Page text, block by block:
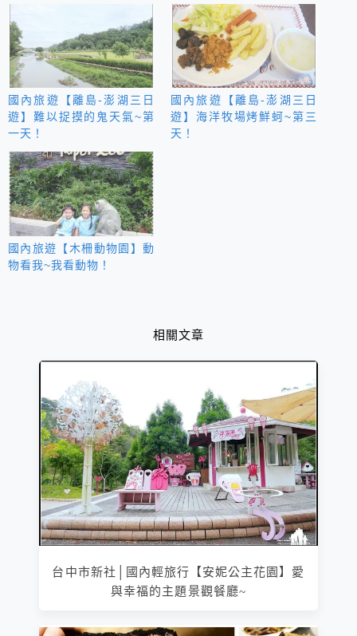
國內旅遊【離島-澎湖三日
遊】難以捉摸的鬼天氣~第
一天！
國內旅遊【離島-澎湖三日
遊】海洋牧場烤鮮蚵~第三
天！
國內旅遊【木柵動物園】動
物看我~我看動物！
相關文章
台中市新社│國內輕旅行【安妮公主花園】愛
與幸福的主題景觀餐廳~